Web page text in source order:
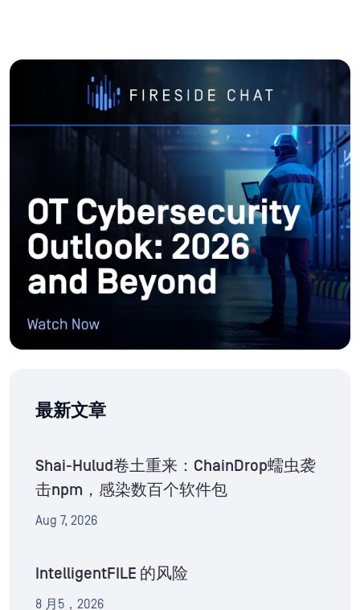
最新文章
Shai-Hulud卷土重来：ChainDrop蠕虫袭
击npm，感染数百个软件包
Aug 7, 2026
IntelligentFILE 的风险
8 月5，2026